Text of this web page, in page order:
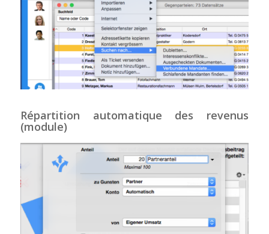
Répartition automatique des revenus
(module)